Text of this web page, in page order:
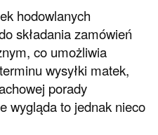
hodowlanych
składania zamówień
co umożliwia
wysyłki matek,
porady
wygląda to jednak nieco